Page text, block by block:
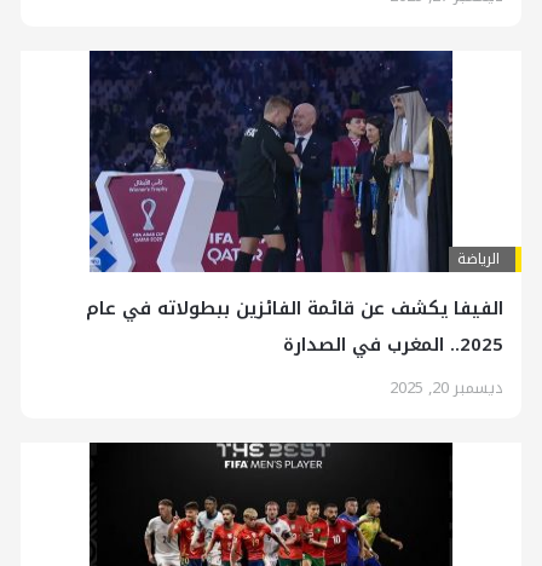
الرياضة
الفيفا يكشف عن قائمة الفائزين ببطولاته في عام
2025.. المغرب في الصدارة
ديسمبر 20, 2025